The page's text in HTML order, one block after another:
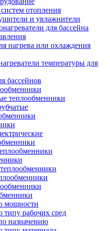
отопления
и увлажнители
для бассейна
нагрева или охлаждения
температуры для
бассейнов
теплообменники
мощности
рабочих сред
назначению